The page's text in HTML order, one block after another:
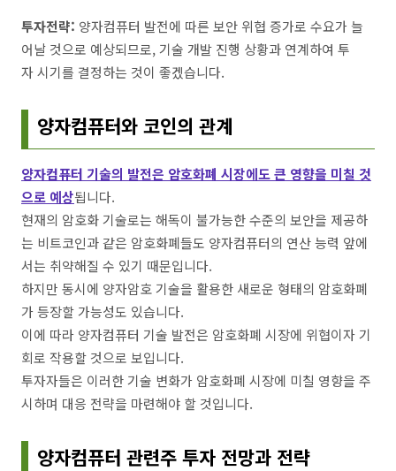
투자전략: 양자컴퓨터 발전에 따른 보안 위협 증가로 수요가 늘
어날 것으로 예상되므로, 기술 개발 진행 상황과 연계하여 투
자 시기를 결정하는 것이 좋겠습니다.
양자컴퓨터와 코인의 관계
양자컴퓨터 기술의 발전은 암호화폐 시장에도 큰 영향을 미칠 것
으로 예상됩니다.
현재의 암호화 기술로는 해독이 불가능한 수준의 보안을 제공하
는 비트코인과 같은 암호화폐들도 양자컴퓨터의 연산 능력 앞에
서는 취약해질 수 있기 때문입니다.
하지만 동시에 양자암호 기술을 활용한 새로운 형태의 암호화폐
가 등장할 가능성도 있습니다.
이에 따라 양자컴퓨터 기술 발전은 암호화폐 시장에 위협이자 기
회로 작용할 것으로 보입니다.
투자자들은 이러한 기술 변화가 암호화폐 시장에 미칠 영향을 주
시하며 대응 전략을 마련해야 할 것입니다.
양자컴퓨터 관련주 투자 전망과 전략